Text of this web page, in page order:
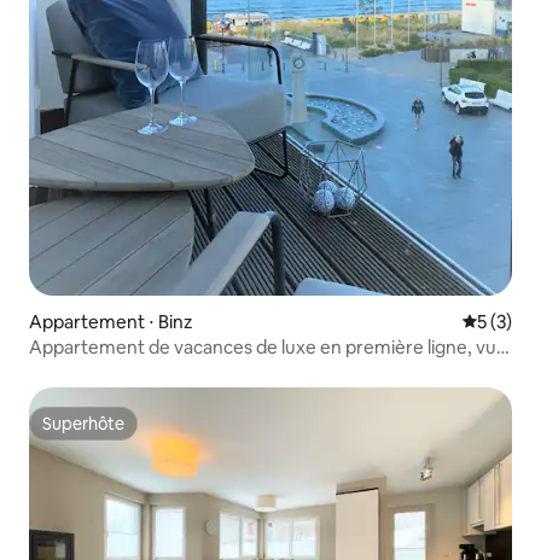
Appartement ⋅ Binz
5 (3)
Appartement de vacances de luxe en première ligne, vue
Superhôte
Superhôte